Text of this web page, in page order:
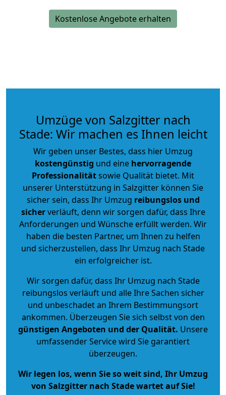
Kostenlose Angebote erhalten
Umzüge von Salzgitter nach
Stade: Wir machen es Ihnen leicht
Wir geben unser Bestes, dass hier Umzug
kostengünstig und eine hervorragende
Professionalitätsowie Qualität bietet. Mit
unserer Unterstützung in Salzgitter können Sie
sicher sein, dass Ihr Umzug reibungslos und
sicherverläuft, denn wir sorgen dafür, dass Ihre
Anforderungen und Wünsche erfüllt werden. Wir
haben die besten Partner, um Ihnen zu helfen
und sicherzustellen, dass Ihr Umzug nach Stade
ein erfolgreicher ist.
Wir sorgen dafür, dass Ihr Umzug nach Stade
reibungslos verläuft und alle Ihre Sachen sicher
und unbeschadet an Ihrem Bestimmungsort
ankommen. Überzeugen Sie sich selbst von den
günstigen Angeboten und der Qualität. Unsere
umfassender Service wird Sie garantiert
überzeugen.
Wir legen los, wenn Sie so weit sind, Ihr Umzug
von Salzgitter nach Stade wartet auf Sie!